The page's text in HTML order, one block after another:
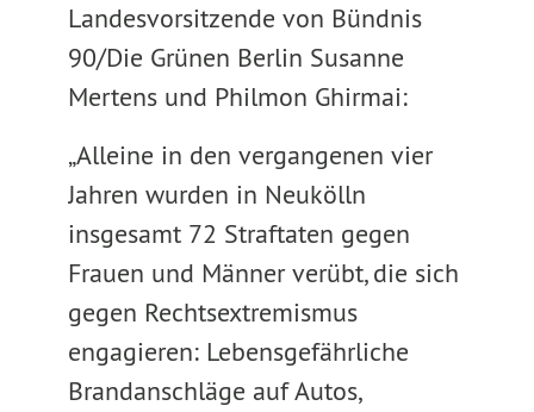
Landesvorsitzende von Bündnis
90/Die Grünen Berlin Susanne
Mertens und Philmon Ghirmai:
„Alleine in den vergangenen vier
Jahren wurden in Neukölln
insgesamt 72 Straftaten gegen
Frauen und Männer verübt, die sich
gegen Rechtsextremismus
engagieren: Lebensgefährliche
Brandanschläge auf Autos,